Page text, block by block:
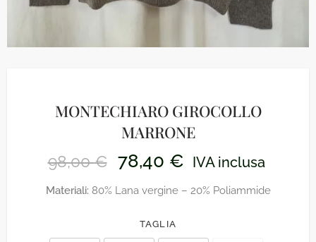
MONTECHIARO GIROCOLLO
MARRONE
98,00€ 78,40 € IVA inclusa
Materiali: 80% Lana vergine – 20% Poliammide
TAGLIA